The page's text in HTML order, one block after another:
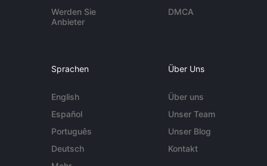
Werden Sie
Anbieter
DMCA
Sprachen
English
Español
Português
Deutsch
Über Uns
Über uns
Unser Team
Unser Blog
Kontakt